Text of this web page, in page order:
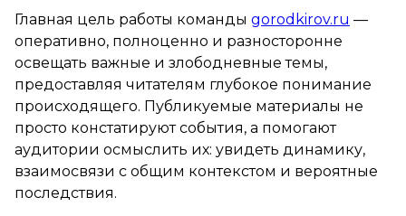
Главная цель работы команды gorodkirov.ru —
оперативно, полноценно и разносторонне
освещать важные и злободневные темы,
предоставляя читателям глубокое понимание
происходящего. Публикуемые материалы не
просто констатируют события, а помогают
аудитории осмыслить их: увидеть динамику,
взаимосвязи с общим контекстом и вероятные
последствия.